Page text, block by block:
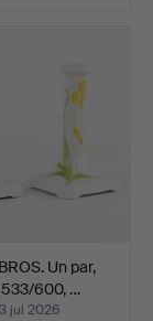
Un par,
533/600, …
jul 2026